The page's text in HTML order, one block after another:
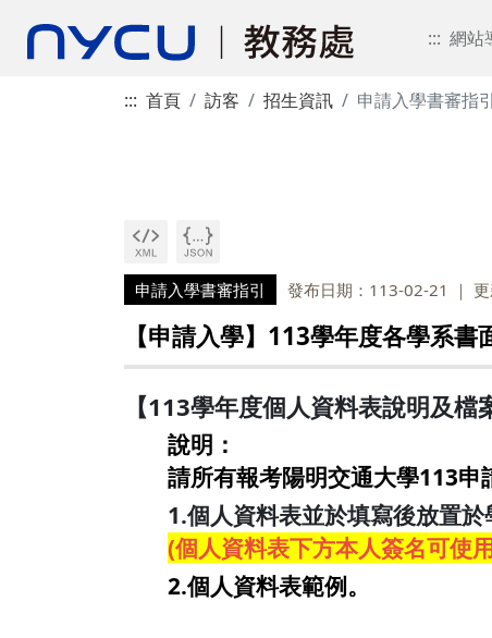
::: 網站
::: 首頁 訪客 招生資訊 申請入學書審指引
申請入學書審指引 發布日期：113-02-21
【申請入學】113學年度各學系書
【113學年度個人資料表說明及檔
說明：
請所有報考陽明交通大學113
1.個人資料表並於填寫後放置
(個人資料表下方本人簽名可使
2.個人資料表範例。